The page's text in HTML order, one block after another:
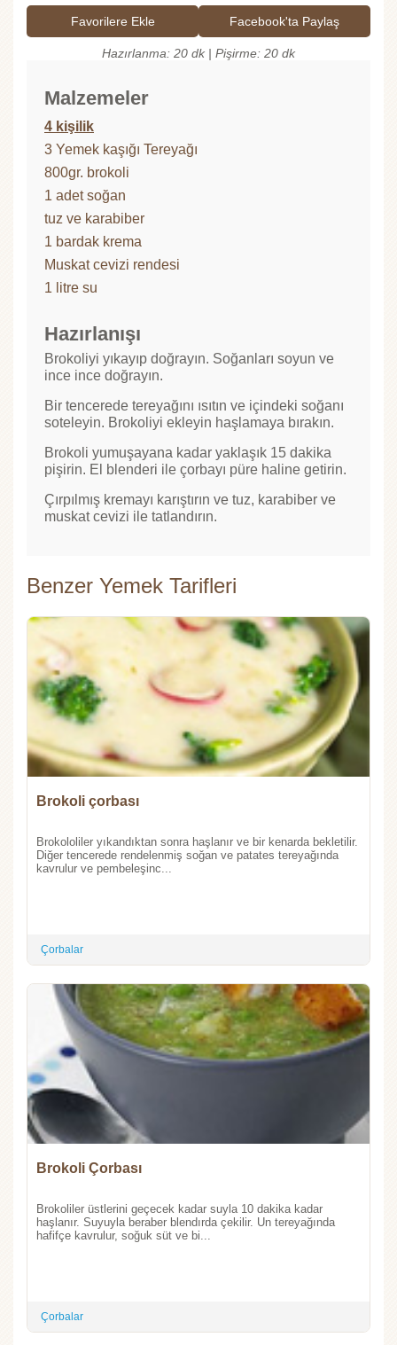
Favorilere Ekle Facebook'ta Paylaş
Hazırlanma: 20 dk | Pişirme: 20 dk
Malzemeler
4 kişilik
3 Yemek kaşığı Tereyağı
800gr. brokoli
1 adet soğan
tuz ve karabiber
1 bardak krema
Muskat cevizi rendesi
1 litre su
Hazırlanışı
Brokoliyi yıkayıp doğrayın. Soğanları soyun ve
ince ince doğrayın.
Bir tencerede tereyağını ısıtın ve içindeki soğanı
soteleyin. Brokoliyi ekleyin haşlamaya bırakın.
Brokoli yumuşayana kadar yaklaşık 15 dakika
pişirin. El blenderi ile çorbayı püre haline getirin.
Çırpılmış kremayı karıştırın ve tuz, karabiber ve
muskat cevizi ile tatlandırın.
Benzer Yemek Tarifleri
Brokoli çorbası
Brokololiler yıkandıktan sonra haşlanır ve bir kenarda bekletilir.
Diğer tencerede rendelenmiş soğan ve patates tereyağında
kavrulur ve pembeleşinc...
Çorbalar
Brokoli Çorbası
Brokoliler üstlerini geçecek kadar suyla 10 dakika kadar
haşlanır. Suyuyla beraber blendırda çekilir. Un tereyağında
hafifçe kavrulur, soğuk süt ve bi...
Çorbalar